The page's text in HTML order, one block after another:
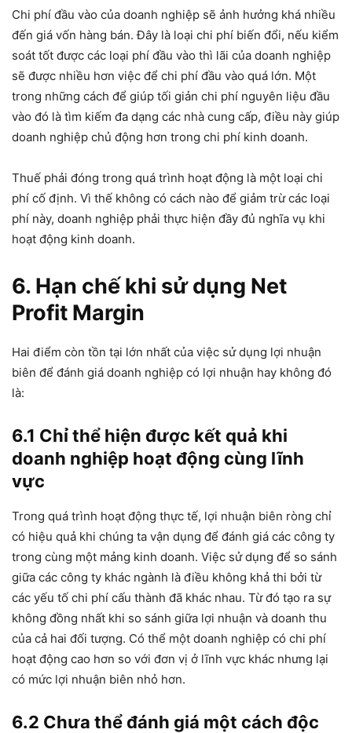
Chi phí đầu vào của doanh nghiệp sẽ ảnh hưởng khá nhiều
đến giá vốn hàng bán. Đây là loại chi phí biến đổi, nếu kiểm
soát tốt được các loại phí đầu vào thì lãi của doanh nghiệp
sẽ được nhiều hơn việc để chi phí đầu vào quá lớn. Một
trong những cách để giúp tối giản chi phí nguyên liệu đầu
vào đó là tìm kiếm đa dạng các nhà cung cấp, điều này giúp
doanh nghiệp chủ động hơn trong chi phí kinh doanh.
Thuế phải đóng trong quá trình hoạt động là một loại chi
phí cố định. Vì thế không có cách nào để giảm trừ các loại
phí này, doanh nghiệp phải thực hiện đầy đủ nghĩa vụ khi
hoạt động kinh doanh.
6. Hạn chế khi sử dụng Net
Profit Margin
Hai điểm còn tồn tại lớn nhất của việc sử dụng lợi nhuận
biên để đánh giá doanh nghiệp có lợi nhuận hay không đó
là:
6.1 Chỉ thể hiện được kết quả khi
doanh nghiệp hoạt động cùng lĩnh
vực
Trong quá trình hoạt động thực tế, lợi nhuận biên ròng chỉ
có hiệu quả khi chúng ta vận dụng để đánh giá các công ty
trong cùng một mảng kinh doanh. Việc sử dụng để so sánh
giữa các công ty khác ngành là điều không khả thi bởi từ
các yếu tố chi phí cấu thành đã khác nhau. Từ đó tạo ra sự
không đồng nhất khi so sánh giữa lợi nhuận và doanh thu
của cả hai đối tượng. Có thể một doanh nghiệp có chi phí
hoạt động cao hơn so với đơn vị ở lĩnh vực khác nhưng lại
có mức lợi nhuận biên nhỏ hơn.
6.2 Chưa thể đánh giá một cách độc